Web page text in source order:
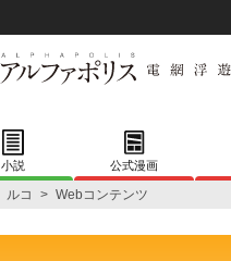
小説 公式漫画
ルコ > Webコンテンツ